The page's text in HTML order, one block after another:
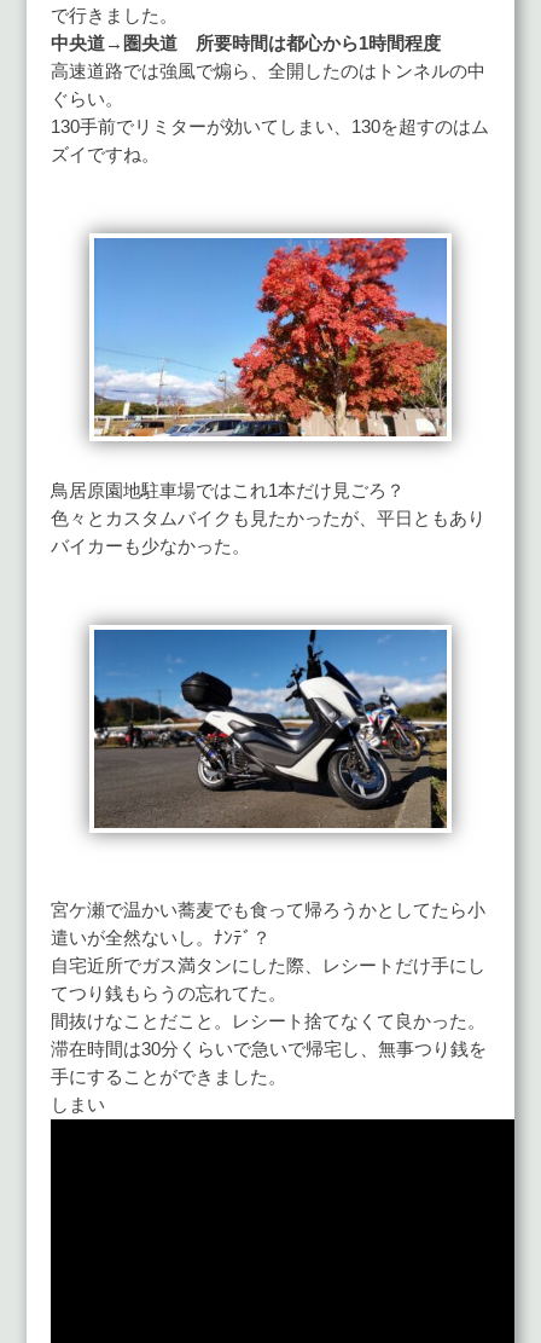
で行きました。
中央道→圏央道 所要時間は都心から1時間程度
高速道路では強風で煽ら、全開したのはトンネルの中
ぐらい。
130手前でリミターが効いてしまい、130を超すのはム
ズイですね。
鳥居原園地駐車場ではこれ1本だけ見ごろ？
色々とカスタムバイクも見たかったが、平日ともあり
バイカーも少なかった。
宮ケ瀬で温かい蕎麦でも食って帰ろうかとしてたら小
遣いが全然ないし。ﾅﾝﾃﾞ？
自宅近所でガス満タンにした際、レシートだけ手にし
てつり銭もらうの忘れてた。
間抜けなことだこと。レシート捨てなくて良かった。
滞在時間は30分くらいで急いで帰宅し、無事つり銭を
手にすることができました。
しまい